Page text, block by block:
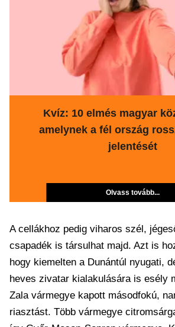
Kvíz: 10 elmés magyar
amelynek a fél ország
jelentését
Olvass tovább...
A cellákhoz pedig viharos szél,
csapadék is társulhat majd. Azt is
hogy kiemelten a Dunántúl nyugati,
heves zivatar kialakulására is esély
Zala vármegye kapott másodfokú,
riasztást. Több vármegye